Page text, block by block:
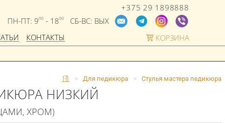
+375 29 1898888
ПН-ПТ: 900 - 1800
СБ-ВС: ВЫХ
КОНТАКТЫ КОРЗИНА
> Для педикюра > Стулья мастера педикюра
НИЗКИЙ
ХРОМ)